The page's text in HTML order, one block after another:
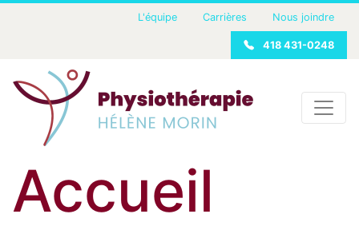
L'équipe Carrières Nous joindre
418 431-0248
Accueil